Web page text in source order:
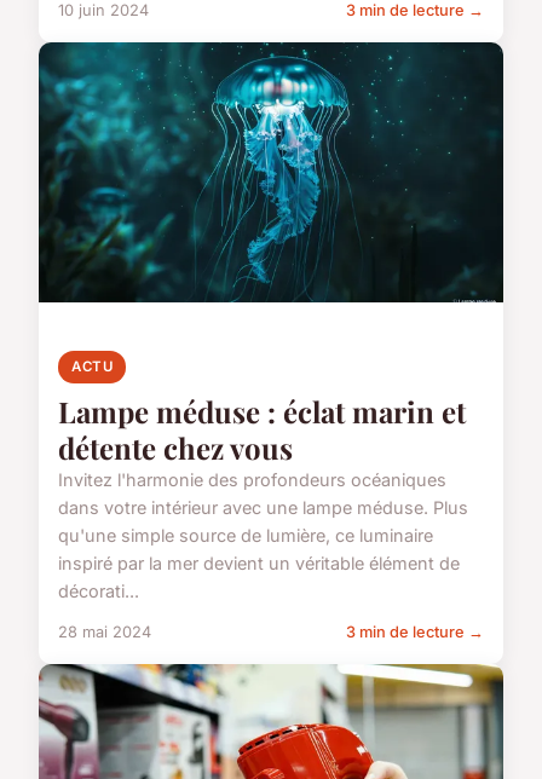
10 juin 2024 3 min de lecture →
ACTU
Lampe méduse : éclat marin et
détente chez vous
Invitez l'harmonie des profondeurs océaniques
dans votre intérieur avec une lampe méduse. Plus
qu'une simple source de lumière, ce luminaire
inspiré par la mer devient un véritable élément de
décorati...
28 mai 2024 3 min de lecture →